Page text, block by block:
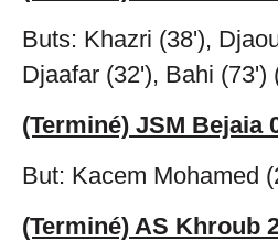
Buts: Khazri (38'),
Djaafar (32'), Bahi (73')
(Terminé) JSM Bejaia
But: Kacem Mohamed
(Terminé) AS Khroub